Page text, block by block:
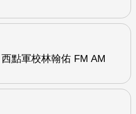
點軍校林翰佑 FM AM